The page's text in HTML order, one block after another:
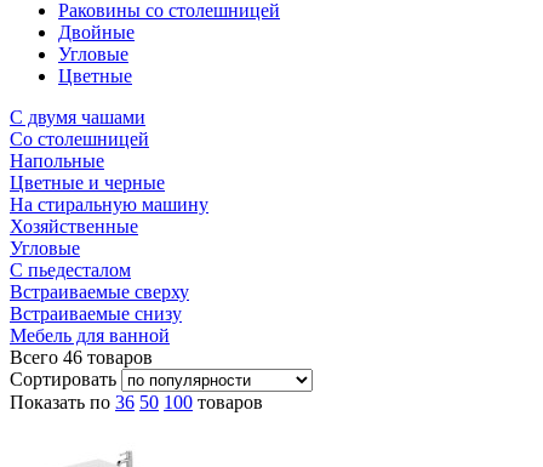
Раковины со столешницей
Двойные
Угловые
Цветные
С двумя чашами
Со столешницей
Напольные
Цветные и черные
На стиральную машину
Хозяйственные
Угловые
С пьедесталом
Встраиваемые сверху
Встраиваемые снизу
Мебель для ванной
Всего 46 товаров
Сортировать
Показать по 36 50 100 товаров